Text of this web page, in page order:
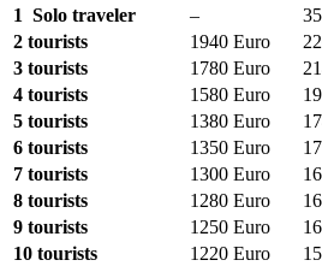
1 Solo traveler
–
2 tourists
1940 Euro
3 tourists
1780 Euro
4 tourists
1580 Euro
5 tourists
1380 Euro
6 tourists
1350 Euro
7 tourists
1300 Euro
8 tourists
1280 Euro
9 tourists
1250 Euro
10 tourists
1220 Euro